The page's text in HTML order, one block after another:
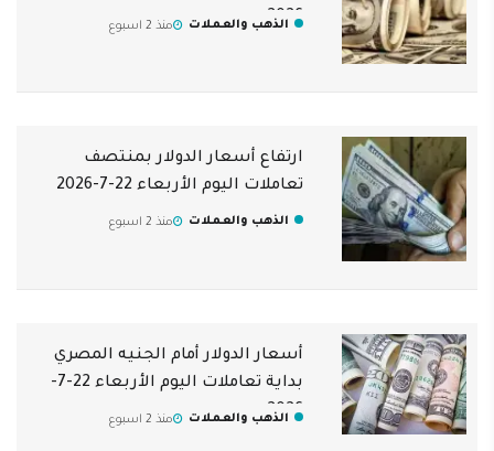
2026
الذهب والعملات منذ 2 اسبوع
ارتفاع أسعار الدولار بمنتصف
تعاملات اليوم الأربعاء 22-7-2026
الذهب والعملات منذ 2 اسبوع
أسعار الدولار أمام الجنيه المصري
بداية تعاملات اليوم الأربعاء 22-7-
2026
الذهب والعملات منذ 2 اسبوع